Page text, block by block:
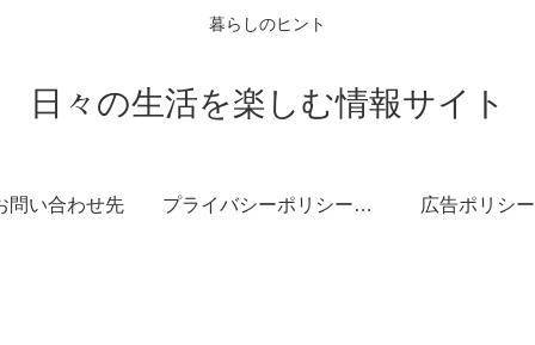
暮らしのヒント
日々の生活を楽しむ情報サイト
問い合わせ先 プライバシーポリシー・免責事項 広告ポリシー